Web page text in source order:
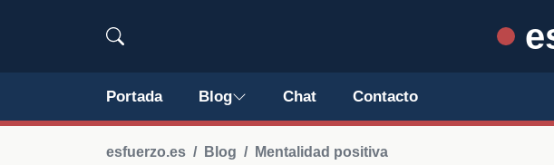
Portada Blog Chat Contacto
esfuerzo.es Blog Mentalidad positiva